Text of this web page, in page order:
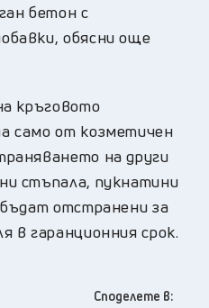
бетон с
обясни още
кръговото
само от козметичен
на други
стъпала, пукнатини
отстранени за
в гаранционния срок.
Споделете в: